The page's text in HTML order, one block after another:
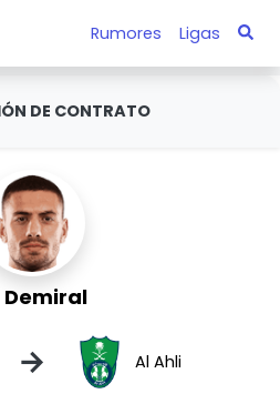
Rumores Ligas
DE CONTRATO
Demiral
→ Al Ahli